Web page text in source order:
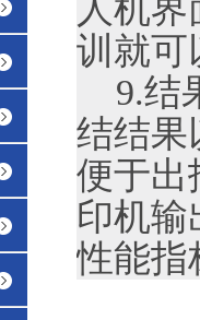
人机
训就可
9.结
结结果
便于出
印机输
性能指